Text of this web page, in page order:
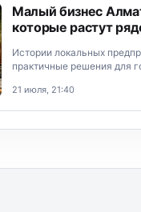
Малый бизнес
которые растут
Истории локальных
практичные решения для
21 июля, 21:40